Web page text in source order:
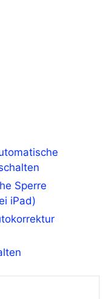
Sperre
iPad)